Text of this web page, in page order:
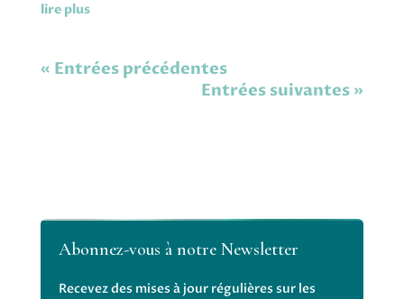
lire plus
« Entrées précédentes
Entrées suivantes »
Abonnez-vous à notre Newsletter
Recevez des mises à jour régulières sur les